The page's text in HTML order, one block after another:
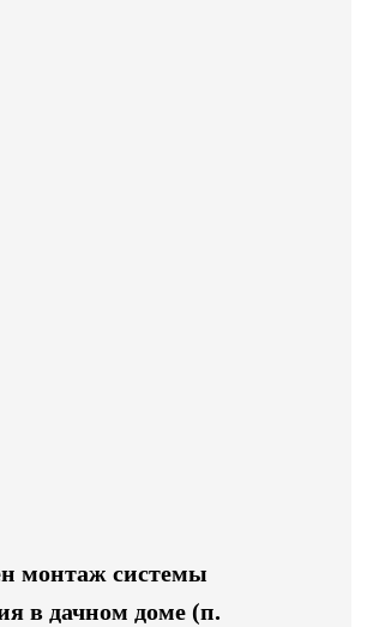
монтаж системы
в дачном доме (п.